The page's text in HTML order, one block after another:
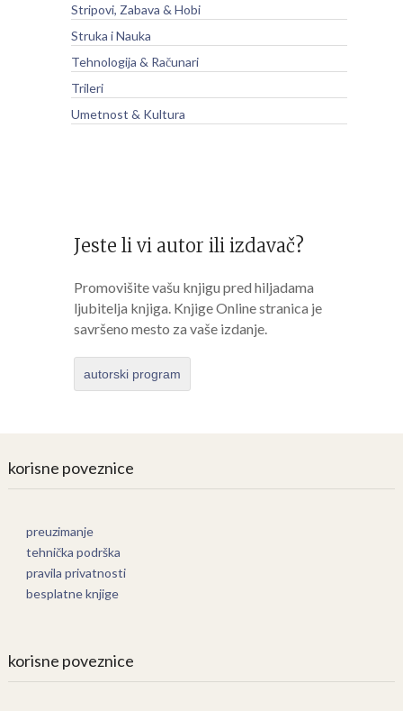
Stripovi, Zabava & Hobi
Struka i Nauka
Tehnologija & Računari
Trileri
Umetnost & Kultura
Jeste li vi autor ili izdavač?
Promovišite vašu knjigu pred hiljadama
ljubitelja knjiga. Knjige Online stranica je
savršeno mesto za vaše izdanje.
autorski program
korisne poveznice
preuzimanje
tehnička podrška
pravila privatnosti
besplatne knjige
korisne poveznice